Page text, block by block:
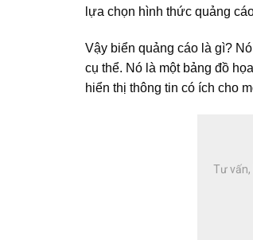
lựa chọn hình thức quảng
Vậy biển quảng cáo là gì?
cụ thể. Nó là một bảng đồ
hiển thị thông tin có ích cho
Tư vấn,